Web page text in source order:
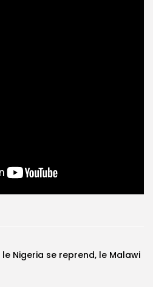
le Nigeria se reprend, le Malawi